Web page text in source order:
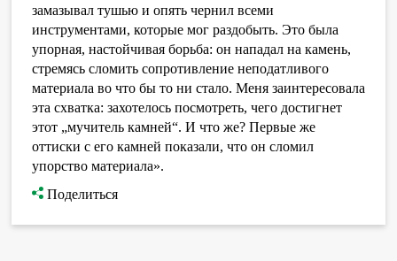
замазывал тушью и опять чернил всеми
инструментами, которые мог раздобыть. Это была
упорная, настойчивая борьба: он нападал на камень,
стремясь сломить сопротивление неподатливого
материала во что бы то ни стало. Меня заинтересовала
эта схватка: захотелось посмотреть, чего достигнет
этот „мучитель камней“. И что же? Первые же
оттиски с его камней показали, что он сломил
упорство материала».
Поделиться